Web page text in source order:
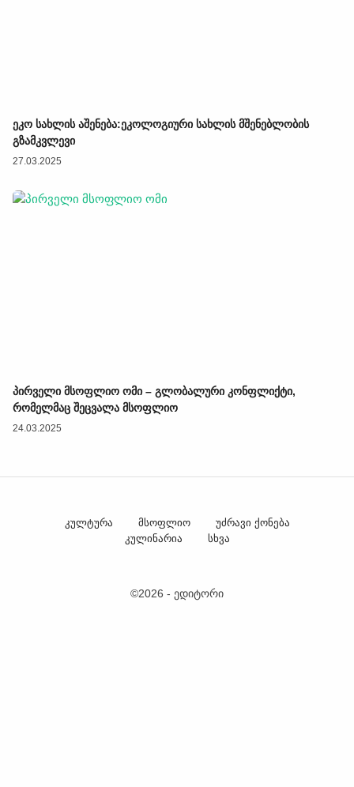
ეკო სახლის აშენება:ეკოლოგიური სახლის მშენებლობის
გზამკვლევი
27.03.2025
პირველი მსოფლიო ომი – გლობალური კონფლიქტი,
რომელმაც შეცვალა მსოფლიო
24.03.2025
კულტურა მსოფლიო
უძრავი ქონება
კულინარია
სხვა
©2026 - ედიტორი